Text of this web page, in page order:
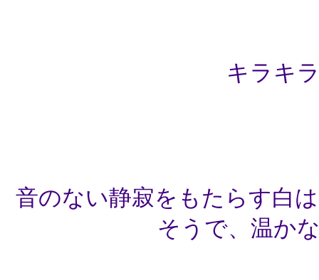
キラキ
音のない静寂をもたらす白
そうで、温か